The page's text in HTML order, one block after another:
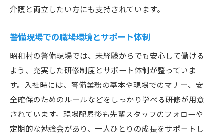
介護と両立したい方にも支持されています。
警備現場での職場環境とサポート体制
昭和村の警備現場では、未経験からでも安心して働ける
よう、充実した研修制度とサポート体制が整っていま
す。入社時には、警備業務の基本や現場でのマナー、安
全確保のためのルールなどをしっかり学べる研修が用意
されています。現場配属後も先輩スタッフのフォローや
定期的な勉強会があり、一人ひとりの成長をサポートし